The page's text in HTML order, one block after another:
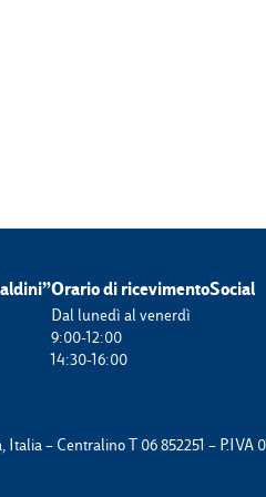
Orario di ricevimento
Dal lunedì al venerdì
9:00-12:00
14:30-16:00
Social
Italia – Centralino T 06 852251 – P.IVA